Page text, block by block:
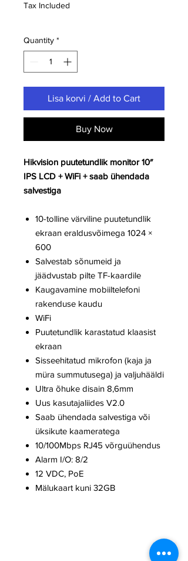
Tax Included
Quantity *
Lisa korvi / Add to Cart
Buy Now
Hikvision puutetundlik monitor 10″
IPS LCD + WiFi + saab ühendada
salvestiga
10-tolline värviline puutetundlik
ekraan eraldusvõimega 1024 ×
600
Salvestab sõnumeid ja
jäädvustab pilte TF-kaardile
Kaugavamine mobiiltelefoni
rakenduse kaudu
WiFi
Puutetundlik karastatud klaasist
ekraan
Sisseehitatud mikrofon (kaja ja
müra summutusega) ja valjuhääldi
Ultra õhuke disain 8,6mm
Uus kasutajaliides V2.0
Saab ühendada salvestiga või
üksikute kaameratega
10/100Mbps RJ45 võrguühendus
Alarm I/O: 8/2
12 VDC, PoE
Mälukaart kuni 32GB